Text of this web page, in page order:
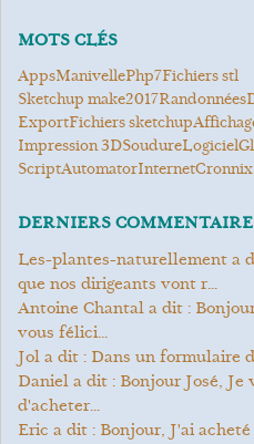
MOTS CLÉS
Apps manivelle php7 Fichiers stl
Sketchup make2017 Randonnées
Export fichiers sketchup
Impression 3D soudure logiciel
script Automator Internet cronnix
DERNIERS
les-plantes-naturellement a dit : J'espere
que nos dirigeants vont r...
Antoine Chantal a dit : Bonjour à tous ! Je
vous félici...
Jol a dit : Dans un formulaire
Daniel a dit : Bonjour José, Je viens
d'acheter...
Eric a dit : Bonjour, J'ai